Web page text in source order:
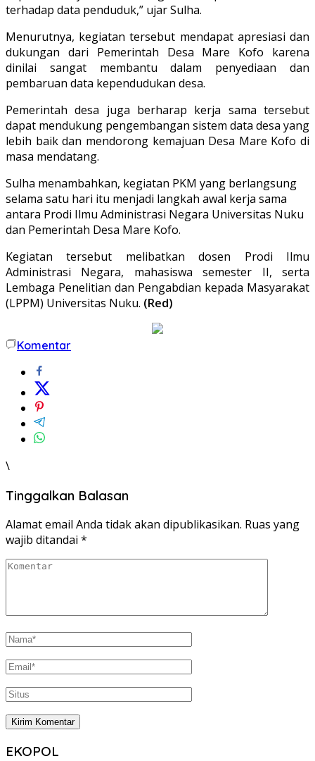
terhadap data penduduk,” ujar Sulha.
Menurutnya, kegiatan tersebut mendapat apresiasi dan
dukungan dari Pemerintah Desa Mare Kofo karena
dinilai sangat membantu dalam penyediaan dan
pembaruan data kependudukan desa.
Pemerintah desa juga berharap kerja sama tersebut
dapat mendukung pengembangan sistem data desa yang
lebih baik dan mendorong kemajuan Desa Mare Kofo di
masa mendatang.
Sulha menambahkan, kegiatan PKM yang berlangsung
selama satu hari itu menjadi langkah awal kerja sama
antara Prodi Ilmu Administrasi Negara Universitas Nuku
dan Pemerintah Desa Mare Kofo.
Kegiatan tersebut melibatkan dosen Prodi Ilmu
Administrasi Negara, mahasiswa semester II, serta
Lembaga Penelitian dan Pengabdian kepada Masyarakat
(LPPM) Universitas Nuku. (Red)
Komentar
\
Tinggalkan Balasan
Alamat email Anda tidak akan dipublikasikan. Ruas yang
wajib ditandai *
EKOPOL